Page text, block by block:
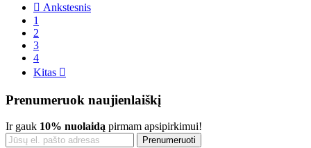
 Ankstesnis
1
2
3
4
Kitas 
Prenumeruok naujienlaiškį
Ir gauk 10% nuolaidą pirmam apsipirkimui!